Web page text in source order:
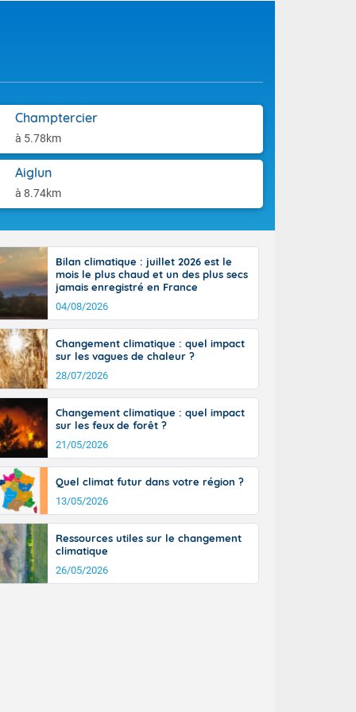
Champtercier
à 5.78km
Aiglun
à 8.74km
Des
Bilan climatique : juillet 2026 est le
mois le plus chaud et un des plus secs
jamais enregistré en France
04/08/2026
Changement climatique : quel impact
sur les vagues de chaleur ?
28/07/2026
Changement climatique : quel impact
sur les feux de forêt ?
21/05/2026
Quel climat futur dans votre région ?
13/05/2026
Ressources utiles sur le changement
climatique
26/05/2026